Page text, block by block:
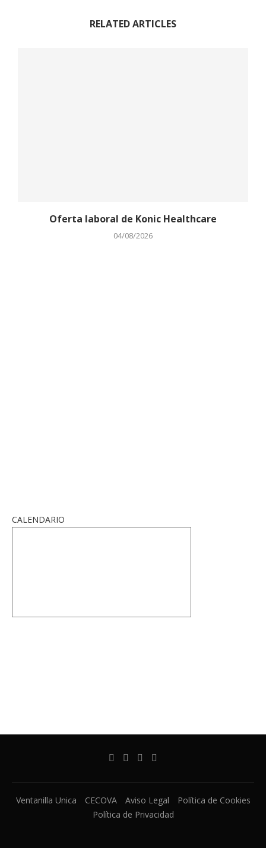
RELATED ARTICLES
Oferta laboral de Konic Healthcare
04/08/2026
CALENDARIO
Ventanilla Unica CECOVA Aviso Legal
Política de Cookies
Política de Privacidad